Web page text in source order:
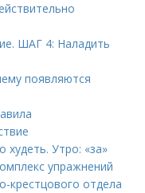
ШАГ 4: Наладить
появляются
худеть. Утро: «за»
упражнений
крестцового отдела